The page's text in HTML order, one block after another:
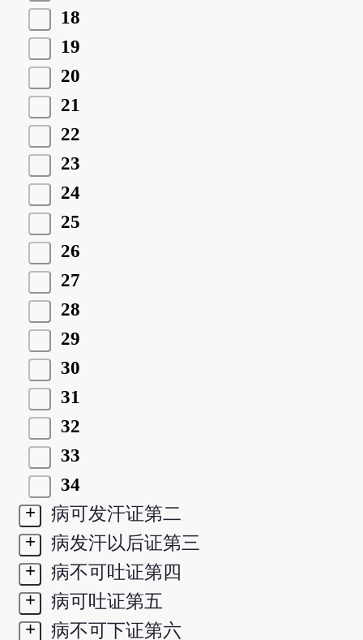
18
19
20
21
22
23
24
25
26
27
28
29
30
31
32
33
34
+
病可发汗证第二
+
病发汗以后证第三
+
病不可吐证第四
+
病可吐证第五
+
病不可下证第六